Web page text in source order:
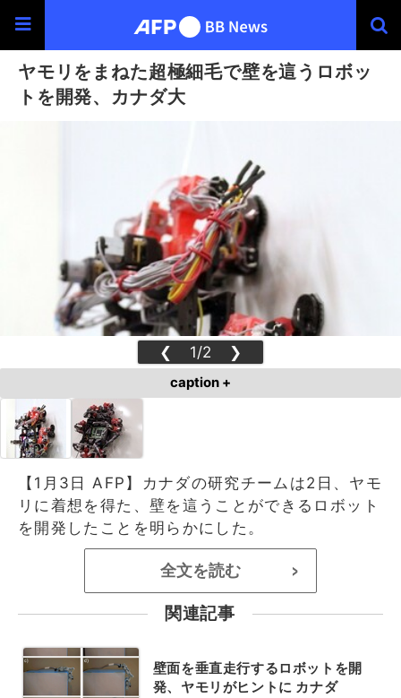
ヤモリをまねた超極細毛で壁を這うロボッ
トを開発、カナダ大
❮ 1/2 ❯
caption +
【1月3日 AFP】カナダの研究チームは2日、ヤモ
リに着想を得た、壁を這うことができるロボット
を開発したことを明らかにした。
全文を読む >
関連記事
壁面を垂直走行するロボットを開
発、ヤモリがヒントに カナダ